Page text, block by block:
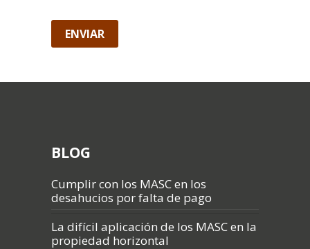
BLOG
Cumplir con los MASC en los
desahucios por falta de pago
La difícil aplicación de los MASC en la
propiedad horizontal